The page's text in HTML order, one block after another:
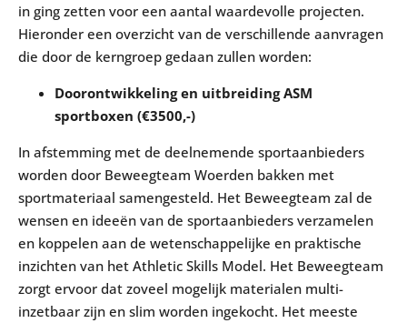
in ging zetten voor een aantal waardevolle projecten.
Hieronder een overzicht van de verschillende aanvragen
die door de kerngroep gedaan zullen worden:
Doorontwikkeling en uitbreiding ASM
sportboxen (€3500,-)
In afstemming met de deelnemende sportaanbieders
worden door Beweegteam Woerden bakken met
sportmateriaal samengesteld. Het Beweegteam zal de
wensen en ideeën van de sportaanbieders verzamelen
en koppelen aan de wetenschappelijke en praktische
inzichten van het Athletic Skills Model. Het Beweegteam
zorgt ervoor dat zoveel mogelijk materialen multi-
inzetbaar zijn en slim worden ingekocht. Het meeste